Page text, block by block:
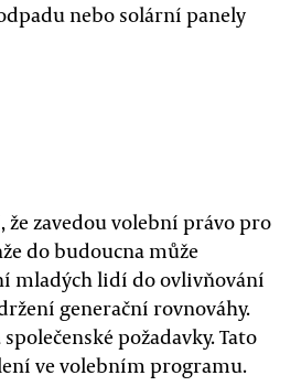
nebo solární panely
zavedou volební právo pro
do budoucna může
mladých lidí do ovlivňování
generační rovnováhy.
požadavky. Tato
ve volebním programu.